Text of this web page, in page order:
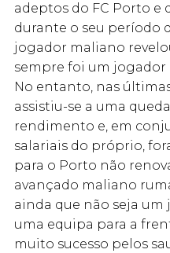
adeptos do FC Porto e
durante o seu período
jogador maliano
sempre foi um
No entanto, nas
assistiu-se a uma
rendimento e, em
salariais do próprio,
para o Porto não
avançado maliano
ainda que não seja
uma equipa para a
muito sucesso pelos